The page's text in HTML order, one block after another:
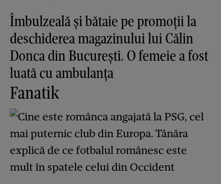
Îmbulzeală și bătaie pe promoții la
deschiderea magazinului lui Călin
Donca din București. O femeie a fost
luată cu ambulanța
Fanatik